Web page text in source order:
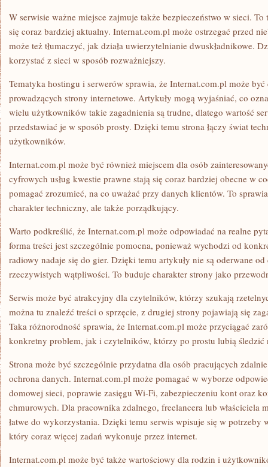
W serwisie ważne miejsce zajmuje także bezpieczeństwo w sieci.
się coraz bardziej aktualny. Internat.com.pl może ostrzegać przed
może też tłumaczyć, jak działa uwierzytelnianie dwuskładnikowe.
korzystać z sieci w sposób rozważniejszy.
Tematyka hostingu i serwerów sprawia, że Internat.com.pl może
prowadzących strony internetowe. Artykuły mogą wyjaśniać, co
wielu użytkowników takie zagadnienia są trudne, dlatego wartość
przedstawiać je w sposób prosty. Dzięki temu strona łączy świat
użytkowników.
Internat.com.pl może być również miejscem dla osób
cyfrowych usług kwestie prawne stają się coraz bardziej obecne w
pomagać zrozumieć, na co uważać przy danych klientów. To
charakter techniczny, ale także porządkujący.
Warto podkreślić, że Internat.com.pl może odpowiadać na realne
forma treści jest szczególnie pomocna, ponieważ wychodzi od
radiowy nadaje się do gier. Dzięki temu artykuły nie są oderwane
rzeczywistych wątpliwości. To buduje charakter strony jako
Serwis może być atrakcyjny dla czytelników, którzy szukają
można tu znaleźć treści o sprzęcie, z drugiej strony pojawiają się
Taka różnorodność sprawia, że Internat.com.pl może przyciągać
konkretny problem, jak i czytelników, którzy po prostu lubią śledzić
Strona może być szczególnie przydatna dla osób pracujących
ochrona danych. Internat.com.pl może pomagać w wyborze
domowej sieci, poprawie zasięgu Wi-Fi, zabezpieczeniu kont oraz
chmurowych. Dla pracownika zdalnego, freelancera lub właściciela
łatwe do wykorzystania. Dzięki temu serwis wpisuje się w potrzeby
który coraz więcej zadań wykonuje przez internet.
Internat.com.pl może być także wartościowy dla rodzin i